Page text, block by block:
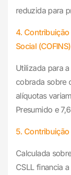
reduzida para
4. Contribuição
Social (COFINS)
Utilizada para
cobrada sobre
alíquotas
Presumido e
5. Contribuição
Calculada
CSLL financia